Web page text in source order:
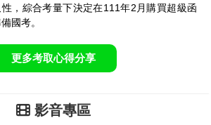
，綜合考量下決定在111年2月購買超級函
國考。
更多考取心得分享
影音專區